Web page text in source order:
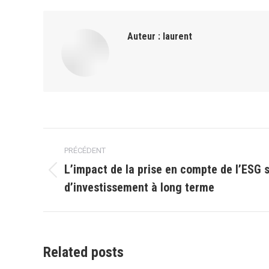
Auteur : laurent
Navigation
article
PRÉCÉDENT
Article
précédent
:
L’impact de la prise en compte de l’ESG
d’investissement à long terme
Related posts